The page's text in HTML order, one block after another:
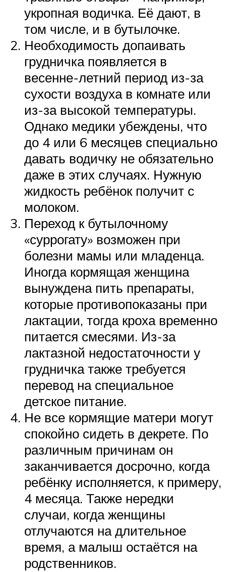
укропная водичка. Её дают, в
том числе, и в бутылочке.
Необходимость допаивать
грудничка появляется в
весенне-летний период из-за
сухости воздуха в комнате или
из-за высокой температуры.
Однако медики убеждены, что
до 4 или 6 месяцев специально
давать водичку не обязательно
даже в этих случаях. Нужную
жидкость ребёнок получит с
молоком.
Переход к бутылочному
«суррогату» возможен при
болезни мамы или младенца.
Иногда кормящая женщина
вынуждена пить препараты,
которые противопоказаны при
лактации, тогда кроха временно
питается смесями. Из-за
лактазной недостаточности у
грудничка также требуется
перевод на специальное
детское питание.
Не все кормящие матери могут
спокойно сидеть в декрете. По
различным причинам он
заканчивается досрочно, когда
ребёнку исполняется, к примеру,
4 месяца. Также нередки
случаи, когда женщины
отлучаются на длительное
время, а малыш остаётся на
родственников.